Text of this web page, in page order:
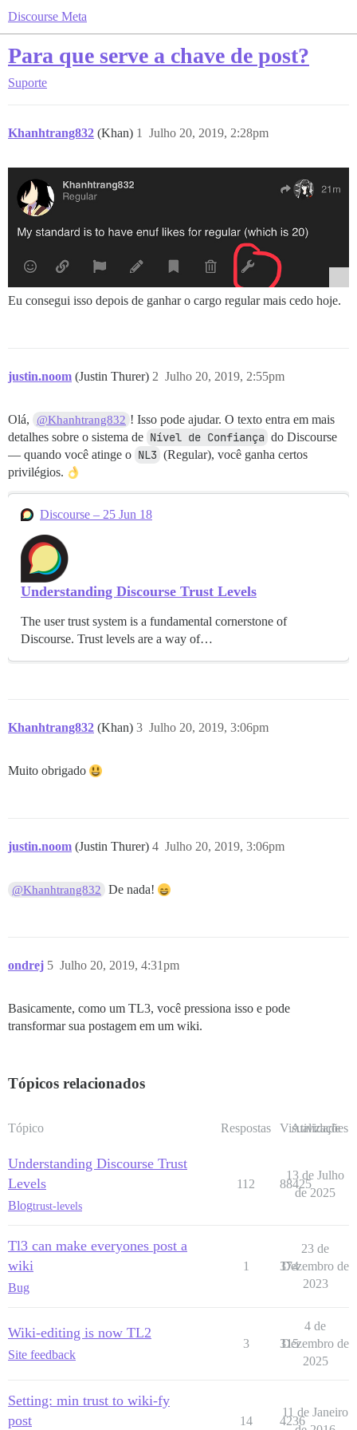
Discourse Meta
Para que serve a chave de post?
Suporte
Khanhtrang832 (Khan) Julho 20, 2019, 2:28pm
1
Eu consegui isso depois de ganhar o cargo regular mais cedo hoje.
justin.noom (Justin Thurer) Julho 20, 2019, 2:55pm
2
Olá, @Khanhtrang832 ! Isso pode ajudar. O texto entra em mais
detalhes sobre o sistema de Nível de Confiança do Discourse
— quando você atinge o NL3 (Regular), você ganha certos
privilégios.
Discourse – 25 Jun 18
Understanding Discourse Trust Levels
The user trust system is a fundamental cornerstone of
Discourse. Trust levels are a way of…
Khanhtrang832 (Khan) Julho 20, 2019, 3:06pm
3
Muito obrigado
justin.noom (Justin Thurer) Julho 20, 2019, 3:06pm
4
@Khanhtrang832 De nada!
ondrej Julho 20, 2019, 4:31pm
5
Basicamente, como um TL3, você pressiona isso e pode
transformar sua postagem em um wiki.
Tópicos relacionados
Tópico Respostas Visualizações
Atividade
Understanding Discourse Trust
Levels
Blogtrust-levels
112 88425
13 de Julho
de 2025
Tl3 can make everyones post a
wiki
Bug
1 374
23 de
Dezembro de
2023
Wiki-editing is now TL2
Site feedback
3 315
4 de
Dezembro de
2025
Setting: min trust to wiki-fy
post
14 4236
11 de Janeiro